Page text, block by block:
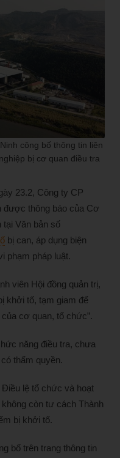
công bố thông tin liên
bị cơ quan điều tra
23.2, Công ty CP
được thông báo của Cơ
tại Văn bản số
bị can, áp dụng biện
phạm pháp luật.
viên Hội đồng quản trị,
khởi tố, tạm giam để
cơ quan, tổ chức”.
năng điều tra, chưa
thẩm quyền.
lệ tổ chức và hoạt
còn tư cách Thành
bị khởi tố.
bố trên trang thông tin